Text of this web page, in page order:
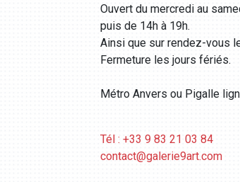
Ouvert du mercredi au
puis de 14h à 19h.
Ainsi que sur rendez-vous
Fermeture les jours fériés.
Métro Anvers ou Pigalle
Tél : +33 9 83 21 03 84
contact@galerie9art.com